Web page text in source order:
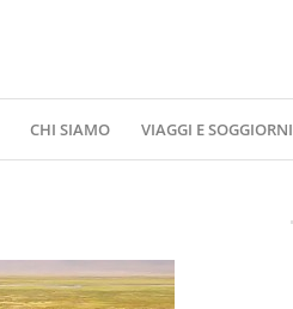
CHI SIAMO VIAGGI E SOGGIORNI